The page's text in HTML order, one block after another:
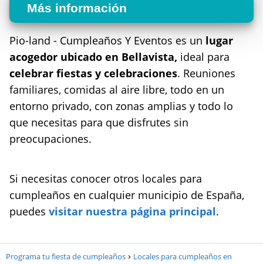
Más información
Pio-land - Cumpleaños Y Eventos es un lugar
acogedor ubicado en Bellavista, ideal para
celebrar fiestas y celebraciones. Reuniones
familiares, comidas al aire libre, todo en un
entorno privado, con zonas amplias y todo lo
que necesitas para que disfrutes sin
preocupaciones.
Si necesitas conocer otros locales para
cumpleaños en cualquier municipio de España,
puedes visitar nuestra página principal.
Programa tu fiesta de cumpleaños
Locales para cumpleaños en